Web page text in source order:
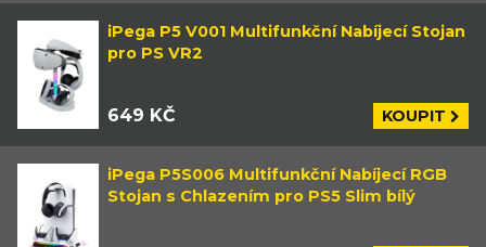
iPega P5 V001 Multifunkční Nabíjecí Stojan
pro PS VR2
649 KČ KOUPIT
iPega P5S006 Multifunkční Nabíjecí RGB
Stojan s Chlazením pro PS5 Slim bílý